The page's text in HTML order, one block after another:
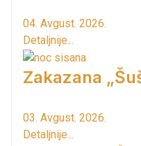
04. Avgust. 2026.
Detaljnije...
Zakazana
03. Avgust. 2026.
Detaljnije...